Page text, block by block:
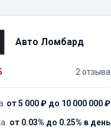
Авто Ломбард
2 отзыва
от 5 000 ₽ до 10 000 000 ₽
от 0.03% до 0.25% в день